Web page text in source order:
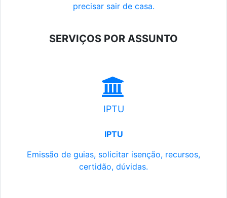
precisar sair de casa.
SERVIÇOS POR ASSUNTO
IPTU
IPTU
Emissão de guias, solicitar isenção, recursos,
certidão, dúvidas.